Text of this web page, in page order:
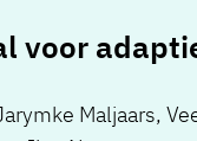
voor
Maljaars,